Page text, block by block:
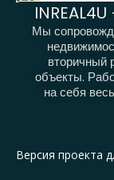
Мы
вторичный
объекты.
на себя
Версия проекта